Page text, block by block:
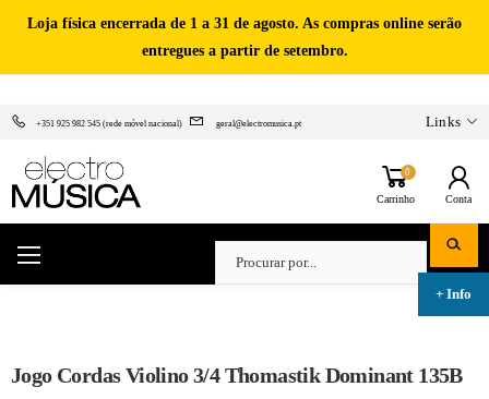
Loja física encerrada de 1 a 31 de agosto. As compras online serão
entregues a partir de setembro.
+351 925 982 545 (rede móvel nacional) geral@electromusica.pt Links
0
Carrinho Conta
Jogo Cordas Violino 3/4 Thomastik Dominant 135B